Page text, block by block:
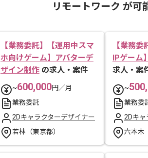
リモートワーク が可
【業務委託】【運用中スマ
ホ向けゲーム】アバターデ
ザイン制作 の求人・案件
~600,000円／月
業務委託
2Dキャラクターデザイナー
若林（東京都）
【業務
IPゲーム
求人・案
~
業務委
2Dキ
六本木